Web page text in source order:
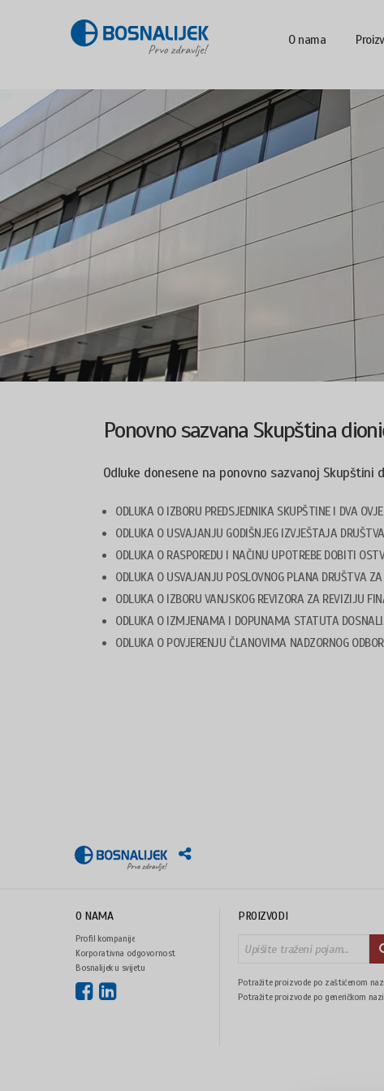
O nama
Ponovno sazvana Skupština
Odluke donesene na ponovno sazvanoj Skupštini
ODLUKA O IZBORU PREDSJEDNIKA SKUPŠTINE I DVA
ODLUKA O USVAJANJU GODIŠNJEG IZVJEŠTAJA
ODLUKA O RASPOREDU I NAČINU UPOTREBE DOBITI
ODLUKA O USVAJANJU POSLOVNOG PLANA DRUŠTVA
ODLUKA O IZBORU VANJSKOG REVIZORA ZA REVIZIJU
ODLUKA O IZMJENAMA I DOPUNAMA STATUTA
ODLUKA O POVJERENJU ČLANOVIMA NADZORNOG
O NAMA
Profil kompanije
Korporativna odgovornost
Bosnalijek u svijetu
PROIZVODI
Potražite proizvode po zaštićenom
Potražite proizvode po generičkom